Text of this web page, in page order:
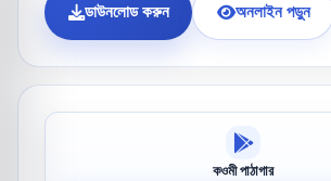
ডাউনলোড করুন অনলাইন পড়ুন
কওমী পাঠাগার